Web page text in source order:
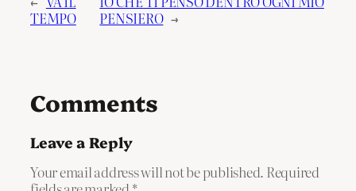
TEMPO
PENSIERO →
Comments
Leave a Reply
Your email address will not be published. Required